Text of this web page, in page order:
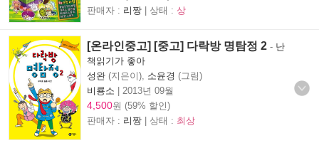
판매자 : 리짱 | 상태 : 상
[온라인중고] [중고] 다락방 명탐정 2 - 난
책읽기가 좋아
성완 (지은이), 소윤경 (그림)
비룡소 | 2013년 09월
4,500원 (59% 할인)
판매자 : 리짱 | 상태 : 최상